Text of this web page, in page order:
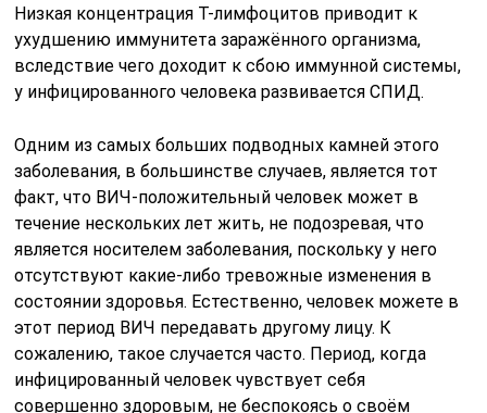
Низкая концентрация Т-лимфоцитов приводит к
ухудшению иммунитета заражённого организма,
вследствие чего доходит к сбою иммунной системы,
у инфицированного человека развивается СПИД.
Одним из самых больших подводных камней этого
заболевания, в большинстве случаев, является тот
факт, что ВИЧ-положительный человек может в
течение нескольких лет жить, не подозревая, что
является носителем заболевания, поскольку у него
отсутствуют какие-либо тревожные изменения в
состоянии здоровья. Естественно, человек можете в
этот период ВИЧ передавать другому лицу. К
сожалению, такое случается часто. Период, когда
инфицированный человек чувствует себя
совершенно здоровым, не беспокоясь о своём